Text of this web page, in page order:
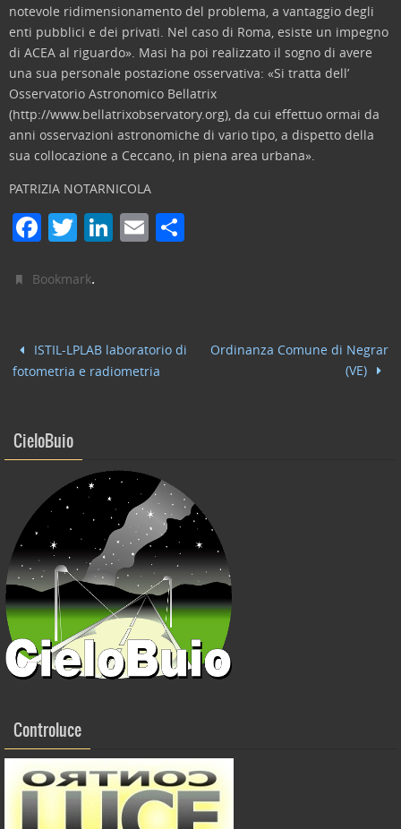
notevole ridimensionamento del problema, a vantaggio degli
enti pubblici e dei privati. Nel caso di Roma, esiste un impegno
di ACEA al riguardo». Masi ha poi realizzato il sogno di avere
una sua personale postazione osservativa: «Si tratta dell’
Osservatorio Astronomico Bellatrix
(http://www.bellatrixobservatory.org), da cui effettuo ormai da
anni osservazioni astronomiche di vario tipo, a dispetto della
sua collocazione a Ceccano, in piena area urbana».
PATRIZIA NOTARNICOLA
F
c
b
o
k
T
itt
Li
dI
n
E
vi
Bookmark.
ISTIL-LPLAB laboratorio di
fotometria e radiometria
Ordinanza Comune di Negrar
(VE)
CieloBuio
Controluce